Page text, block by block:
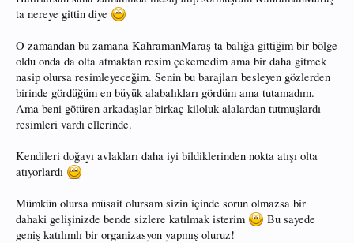
ta nereye gittin diye
O zamandan bu zamana KahramanMaraş ta balığa gittiğim bir bölge
oldu onda da olta atmaktan resim çekemedim ama bir daha gitmek
nasip olursa resimleyeceğim. Senin bu barajları besleyen gözlerden
birinde gördüğüm en büyük alabalıkları gördüm ama tutamadım.
Ama beni götüren arkadaşlar birkaç kiloluk alalardan tutmuşlardı
resimleri vardı ellerinde.
Kendileri doğayı avlakları daha iyi bildiklerinden nokta atışı olta
atıyorlardı
Mümkün olursa müsait olursam sizin içinde sorun olmazsa bir
dahaki gelişinizde bende sizlere katılmak isterim
Bu sayede
geniş katılımlı bir organizasyon yapmış oluruz!